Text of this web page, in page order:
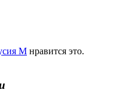
М нравится это.